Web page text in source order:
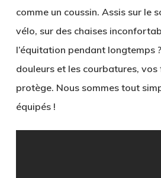
comme un coussin. Assis sur le
vélo, sur des chaises
l’équitation pendant longtemps
douleurs et les courbatures, vos
protège. Nous sommes tout
équipés !